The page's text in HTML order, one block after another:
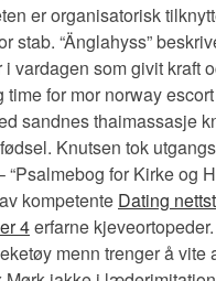
er organisatorisk
stab. “Änglahyss”
vardagen som givit kraft
for mor norway
sandnes thaimassasje
Knutsen tok
for Kirke og
kompetente Dating
4erfarne
menn trenger å vite